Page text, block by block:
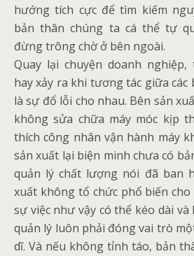
hướng tích cực để tìm kiếm
bản thân chúng ta cá thể tự
đừng trông chờ ở bên ngoài.
Quay lại chuyện doanh
hay xảy ra khi tương tác giữa
là sự đổ lỗi cho nhau. Bên sản
không sửa chữa máy móc kịp
thích công nhân vận hành máy
sản xuất lại biện minh chưa có
quản lý chất lượng nói đã ban
xuất không tổ chức phổ biến
sự việc như vậy có thể kéo dài
quản lý luôn phải đóng vai trò
dĩ. Và nếu không tỉnh táo, bản